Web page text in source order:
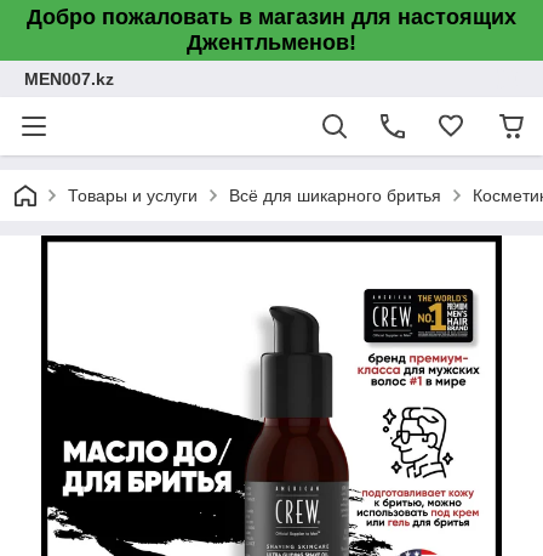
Добро пожаловать в магазин для настоящих
Джентльменов!
MEN007.kz
Товары и услуги Всё для шикарного бритья